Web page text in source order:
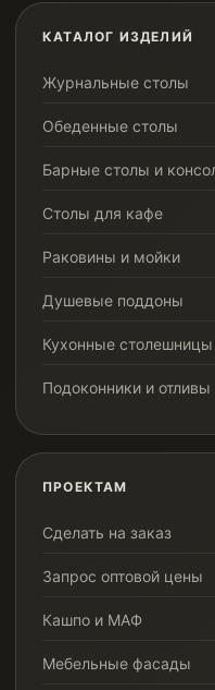
КАТАЛОГ ИЗДЕЛИЙ
Журнальные столы
Обеденные столы
Барные столы и
Столы для кафе
Раковины и мойки
Душевые поддоны
Кухонные столешницы
Подоконники и отливы
ПРОЕКТАМ
Сделать на заказ
Запрос оптовой цены
Кашпо и МАФ
Мебельные фасады